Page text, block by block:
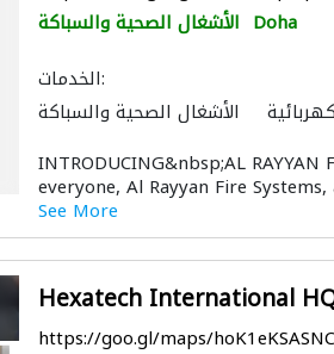
الأشغال الصحية والسباكة Doha
الخدمات:
الأشغال الصحية والسباكة
INTRODUCING&nbsp;AL RAYYAN
everyone, Al Rayyan Fire
See More
Hexatech International
https://goo.gl/maps/